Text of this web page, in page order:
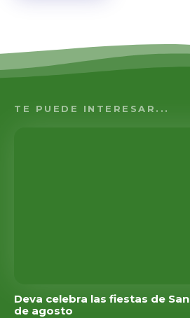
TE PUEDE INTERESAR...
Deva celebra las fiestas de
de agosto